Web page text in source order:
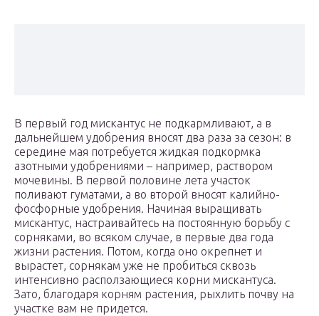
В первый год мискантус не подкармливают, а в
дальнейшем удобрения вносят два раза за сезон: в
середине мая потребуется жидкая подкормка
азотными удобрениями – например, раствором
мочевины. В первой половине лета участок
поливают гуматами, а во второй вносят калийно-
фосфорные удобрения. Начиная выращивать
мискантус, настраивайтесь на постоянную борьбу с
сорняками, во всяком случае, в первые два года
жизни растения. Потом, когда оно окрепнет и
вырастет, сорнякам уже не пробиться сквозь
интенсивно расползающиеся корни мискантуса.
Зато, благодаря корням растения, рыхлить почву на
участке вам не придется.